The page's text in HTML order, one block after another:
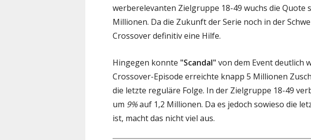
werberelevanten Zielgruppe 18-49 wuchs die Quote
Millionen. Da die Zukunft der Serie noch in der
Crossover definitiv eine Hilfe.
Hingegen konnte "Scandal" von dem Event deutlich
Crossover-Episode erreichte knapp 5 Millionen
die letzte reguläre Folge. In der Zielgruppe 18-49
um 9%auf 1,2 Millionen. Da es jedoch sowieso die
ist, macht das nicht viel aus.